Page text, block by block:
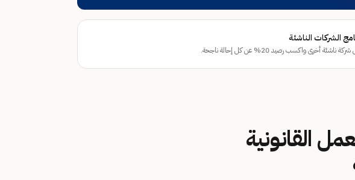
الشركات الناشئة
ناشئة أخرى واكسب رصيد 20% عن كل إحالة ناجحة.
القانونية